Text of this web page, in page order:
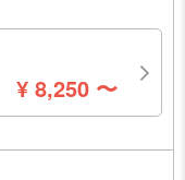
¥ 8,250 円
〜